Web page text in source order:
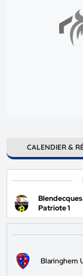
CALENDIER &
Blendecques
Patriote 1
Blaringhem